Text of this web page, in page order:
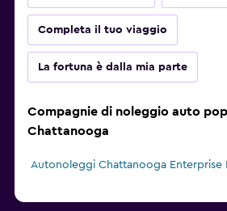
Completa il tuo viaggio
La fortuna è dalla mia parte
Compagnie di noleggio auto
Chattanooga
Autonoleggi Chattanooga Enterprise